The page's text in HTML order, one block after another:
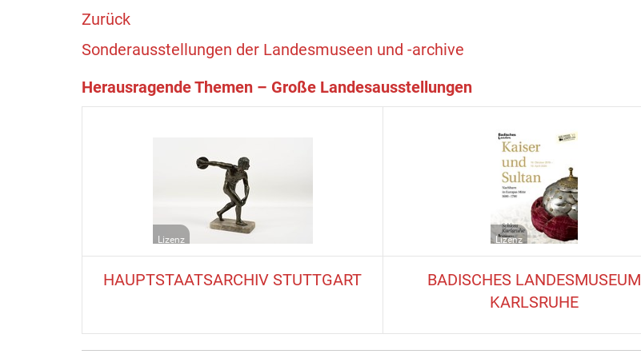
Zurück
Sonderausstellungen der Landesmuseen und -archive
Herausragende Themen – Große Landesausstellungen
Lizenz Lizenz
HAUPTSTAATSARCHIV STUTTGART
BADISCHES LANDESMUSEUM
KARLSRUHE